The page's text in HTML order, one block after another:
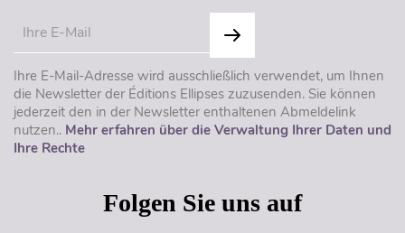
Ihre E-Mail-Adresse wird ausschließlich verwendet, um Ihnen
die Newsletter der Éditions Ellipses zuzusenden. Sie können
jederzeit den in der Newsletter enthaltenen Abmeldelink
nutzen.. Mehr erfahren über die Verwaltung Ihrer Daten und
Ihre Rechte
Folgen Sie uns auf